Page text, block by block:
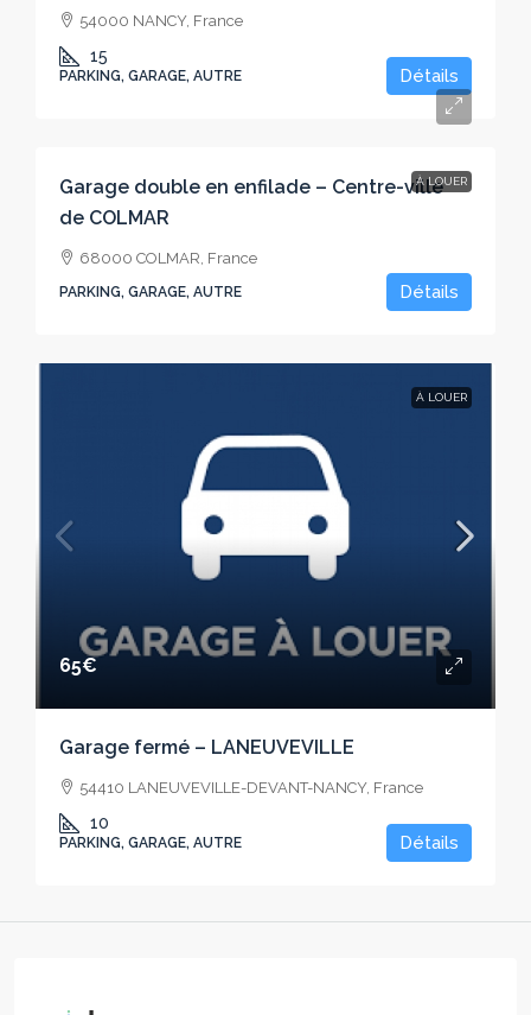
54000 NANCY, France
15
PARKING, GARAGE, AUTRE Détails
À LOUER
Garage double en enfilade – Centre-ville
de COLMAR
68000 COLMAR, France
PARKING, GARAGE, AUTRE Détails
À LOUER
65€
Garage fermé – LANEUVEVILLE
54410 LANEUVEVILLE-DEVANT-NANCY, France
10
PARKING, GARAGE, AUTRE Détails